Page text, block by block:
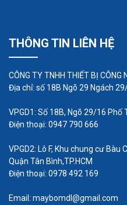
THÔNG TIN LIÊN HỆ
CÔNG TY TNHH THIẾT BỊ CÔNG
Địa chỉ: số 18B Ngõ 29 Ngách
VPGD1: Số 18B, Ngõ 29/16 Phố
Điện thoại: 0947 790 666
VPGD2: Lô F, Khu chung cư
Quận Tân Bình,TP.HCM
Điện thoại: 0978 492 169
Email: maybomdl@gmail.com